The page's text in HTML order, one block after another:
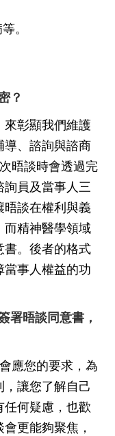
。
？
彰顯我們維護
導、諮詢與諮商
晤談時會透過完
員及當事人三
談在權利與義
而精神醫學領域
書。後者的格式
事人權益的功
署晤談同意書，
應您的要求，為
讓您了解自己
任何疑慮，也歡
更能夠聚焦，